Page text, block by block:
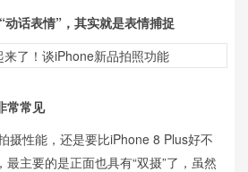
话表情”，其实就是表情捕捉
常常见
摄性能，还是要比iPhone 8 Plus好不
主要的是正面也具有“双摄”了，虽然